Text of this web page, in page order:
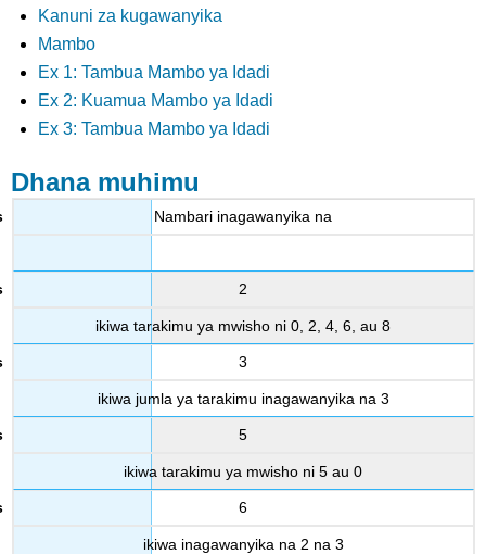
Kanuni za kugawanyika
Mambo
Ex 1: Tambua Mambo ya Idadi
Ex 2: Kuamua Mambo ya Idadi
Ex 3: Tambua Mambo ya Idadi
Dhana muhimu
Nambari inagawanyika na
2
ikiwa tarakimu ya mwisho ni 0, 2, 4, 6, au 8
3
ikiwa jumla ya tarakimu inagawanyika na 3
5
ikiwa tarakimu ya mwisho ni 5 au 0
6
ikiwa inagawanyika na 2 na 3